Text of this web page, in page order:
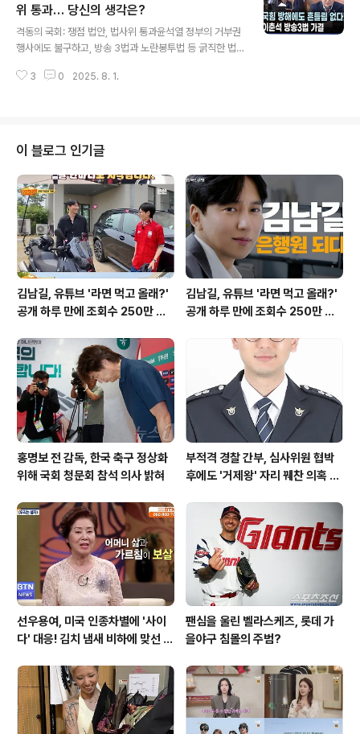
의로 조사를 받고 있습니다. 피해자 C씨는 다행히 생명에
는 지장이 없지만, 끔찍한 상처를 입고 치료를 받고 있습니
다. 사건의 전개: 도주와 체포, 그리고 드러나는 진실사건
발생 직후 A씨와 B씨는 현장에서 도주했지만, 신고를 받고
출동한 경찰에 의해 자택에서 긴급 체포되었습니다. 피해
위 통과… 당신의 생각은?
격동의 국회: 쟁점 법안, 법사위 통과윤석열 정부의 거부권
행사에도 불구하고, 방송 3법과 노란봉투법 등 굵직한 법
사위는 격렬한 논쟁 끝에 방송 3법(방송법, 방송문화진흥
다. 국회는 언제나 뜨거운 논쟁의 장이며, 이러한 법안 통과
는 그 열기를 더욱 고조시키는 촉매제 역할을 합니다. 이는
우리 사회의 미래를 결정짓는 중요한 순간이며, 우리 모두
의 관심을 요구합니다. 방송 3법, 무엇을 담고 있나?방송 3
법은 공영방송과 보도전문채널의 지배구조 개편을 핵심 내
용으로 합니다. 이 법안은 ..
3 0 2025. 8. 1.
이 블로그 인기글
김남길, 유튜브 '라면 먹고 올래?'
공개 하루 만에 조회수 250만 돌
김남길, 유튜브 '라면 먹고 올래?'
공개 하루 만에 조회수 250만 돌
홍명보 전 감독, 한국 축구 정상화
위해 국회 청문회 참석 의사 밝혀
부적격 경찰 간부, 심사위원 협박
후에도 '거제왕' 자리 꿰찬 의혹 진
선우용여, 미국 인종차별에 '사이
다' 대응! 김치 냄새 비하에 맞선 통
팬심을 울린 벨라스케즈, 롯데 가
을야구 침몰의 주범?